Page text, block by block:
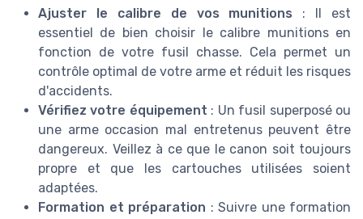
Ajuster le calibre de vos munitions : Il est
essentiel de bien choisir le calibre munitions en
fonction de votre fusil chasse. Cela permet un
contrôle optimal de votre arme et réduit les risques
d'accidents.
Vérifiez votre équipement : Un fusil superposé ou
une arme occasion mal entretenus peuvent être
dangereux. Veillez à ce que le canon soit toujours
propre et que les cartouches utilisées soient
adaptées.
Formation et préparation : Suivre une formation